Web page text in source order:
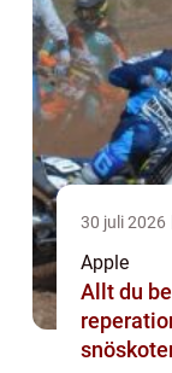
30 juli 2026
Apple
Allt du